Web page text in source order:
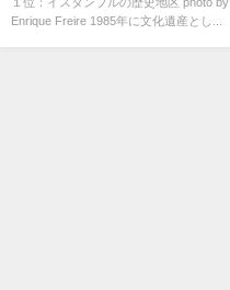
Enrique Freire 1985年に文化遺産とし...